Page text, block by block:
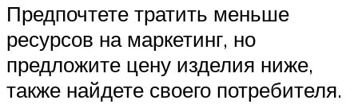
Предпочтете тратить меньше
ресурсов на маркетинг, но
предложите цену изделия ниже,
также найдете своего потребителя.